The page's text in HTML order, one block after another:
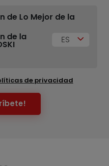
de Lo Mejor de la
de la
ES
de privacidad